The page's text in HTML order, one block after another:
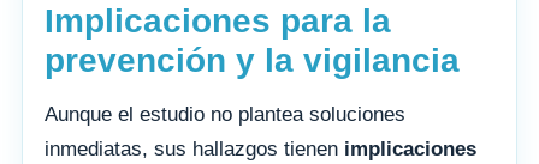
Implicaciones para la
prevención y la vigilancia
Aunque el estudio no plantea soluciones
inmediatas, sus hallazgos tienen implicaciones